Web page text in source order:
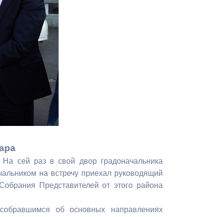
Противодействие коррупции
Градостроительная деятельность
Формирование комфортной
городской среды
Бюджет для граждан
Пространственные сведения
Незаконное строительство
Информация финансового
сей раз в свой двор градоначальника
на встречу приехал руководящий
Представителей от этого района
об основных направлениях